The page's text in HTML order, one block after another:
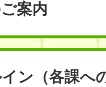
案内
ン （各課へ